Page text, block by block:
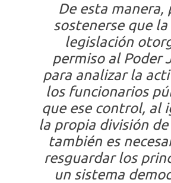
De esta manera,
sostenerse que
legislación
permiso al Poder
para analizar la
los funcionarios
que ese control, al
la propia división de
también es
resguardar los
un sistema